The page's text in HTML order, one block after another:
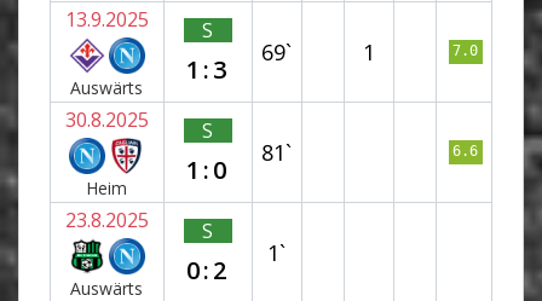
13.9.2025
Auswärts
S
1:3
69` 1 7.0
30.8.2025
Heim
S
1:0
81` 6.6
23.8.2025
Auswärts
S
0:2
1`